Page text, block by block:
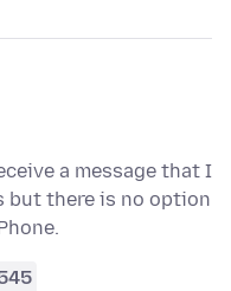
a message that I
but there is no option